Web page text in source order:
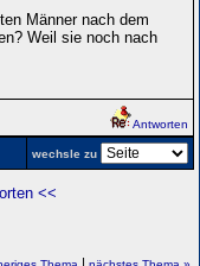
Männer nach dem
Weil sie noch nach
Antworten
wechsle zu
<<